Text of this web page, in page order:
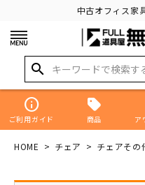
中古オフィス家
search
info
ご利用ガイド 商品 ア
HOME チェア チェアその